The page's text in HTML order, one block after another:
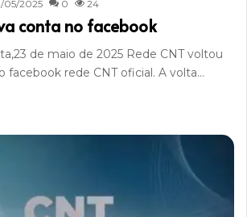
05/2025 0 24
conta no facebook
de maio de 2025 Rede CNT voltou
facebook rede CNT oficial. A volta…